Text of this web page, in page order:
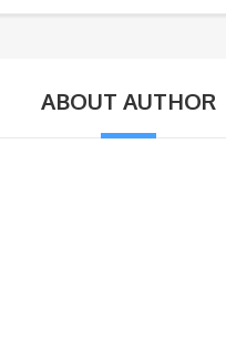
ABOUT AUTHOR